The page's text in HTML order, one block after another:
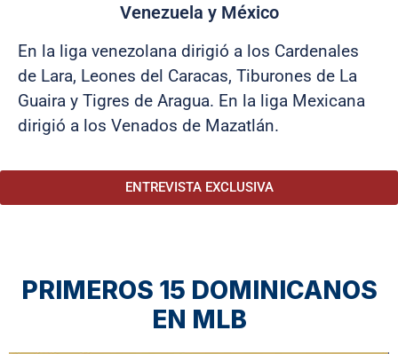
Venezuela y México
En la liga venezolana dirigió a los Cardenales
de Lara, Leones del Caracas, Tiburones de La
Guaira y Tigres de Aragua. En la liga Mexicana
dirigió a los Venados de Mazatlán.
ENTREVISTA EXCLUSIVA
PRIMEROS 15 DOMINICANOS
EN MLB